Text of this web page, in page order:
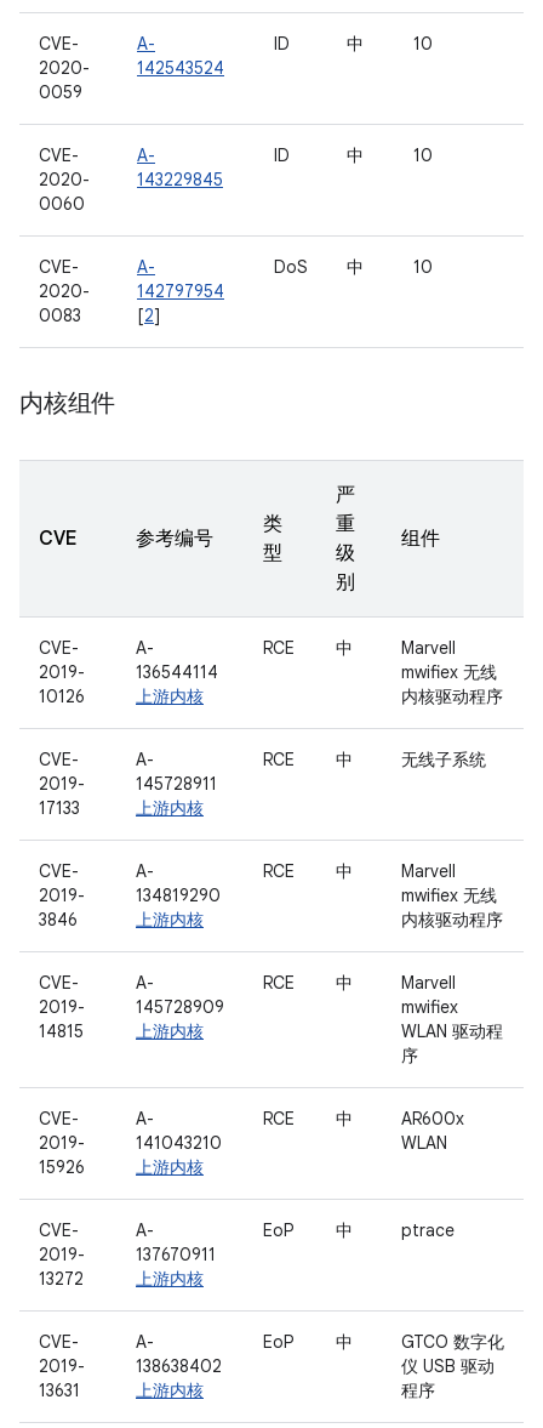
CVE-
2020-
0059
A-
142543524
ID 中 10
CVE-
2020-
0060
A-
143229845
ID 中 10
CVE-
2020-
0083
A-
142797954
[2]
DoS 中 10
内核组件
CVE 参考编号
类
型
严
重
级
别
组件
CVE-
2019-
10126
A-
136544114
上游内核
RCE 中
Marvell
mwifiex 无线
内核驱动程序
CVE-
2019-
17133
A-
145728911
上游内核
RCE 中 无线子系统
CVE-
2019-
3846
A-
134819290
上游内核
RCE 中
Marvell
mwifiex 无线
内核驱动程序
CVE-
2019-
14815
A-
145728909
上游内核
RCE 中
Marvell
mwifiex
WLAN 驱动程
序
CVE-
2019-
15926
A-
141043210
上游内核
RCE 中
AR600x
WLAN
CVE-
2019-
13272
A-
137670911
上游内核
EoP 中 ptrace
CVE-
2019-
13631
A-
138638402
上游内核
EoP 中
GTCO 数字化
仪 USB 驱动
程序